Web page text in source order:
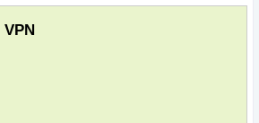
VPN